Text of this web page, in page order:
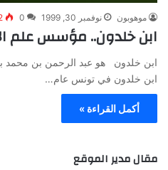
موهوبون نوفمبر 30, 1999 0
ابن خلدون.. مؤسس علم
ابن خلدون هو عبد الرحمن بن محمد
ابن خلدون في تونس عام…
أكمل القراءة »
مقال مدير الموقع